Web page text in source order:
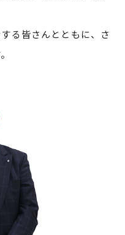
る皆さんとともに、さ